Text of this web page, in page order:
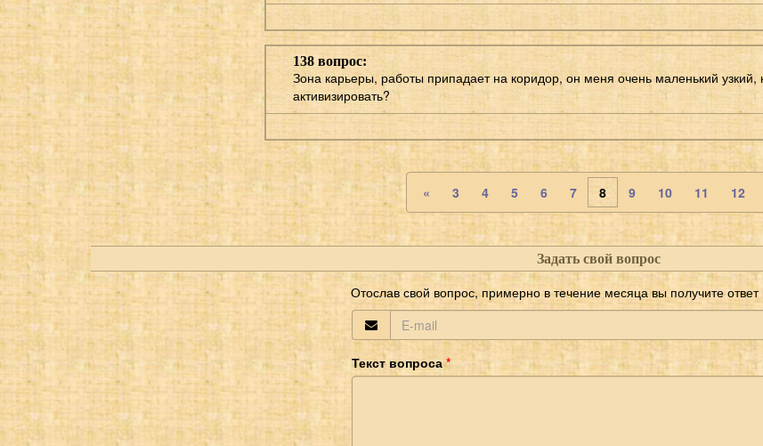
138 вопрос:
Зона карьеры, работы припадает на коридор, он меня очень маленький узкий,
активизировать?
« 3 4 5 6 7 8 9 10 11 12
Задать свой вопрос
Отослав свой вопрос, примерно в течение месяца вы получите
Текст вопроса